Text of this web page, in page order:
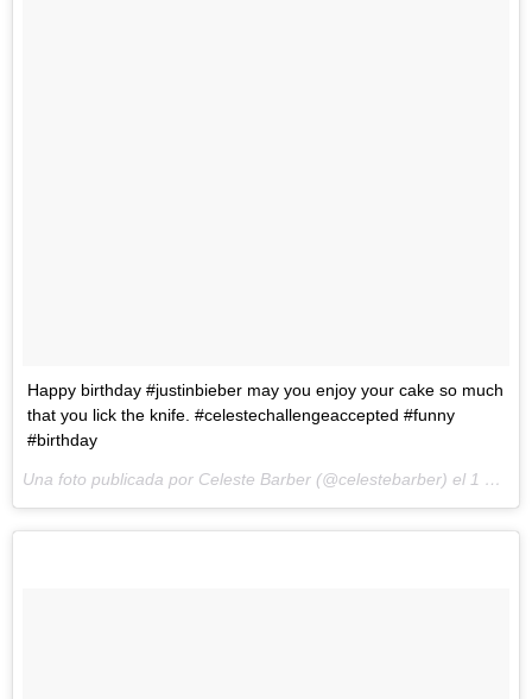
Happy birthday #justinbieber may you enjoy your cake so much
that you lick the knife. #celestechallengeaccepted #funny
#birthday
Una foto publicada por Celeste Barber (@celestebarber) el 1 de Mar de 2016 a la(s) 11:34 PST